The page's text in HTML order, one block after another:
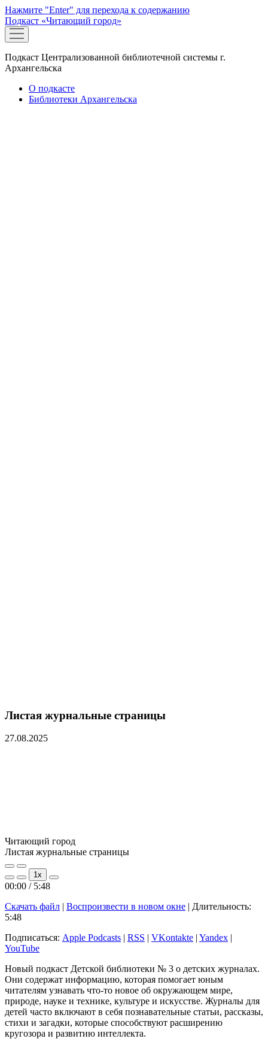
Нажмите "Enter" для перехода к содержанию
Подкаст «Читающий город»
открыть
меню
Подкаст Централизованной библиотечной системы г.
Архангельска
О подкасте
Библиотеки Архангельска
Листая журнальные страницы
27.08.2025
Читающий город
Листая журнальные страницы
Play
Episode
Pause
Episode
1x
00:00 / 5:48
Скачать файл | Воспроизвести в новом окне | Длительность:
5:48
Подписаться: Apple Podcasts | RSS | VKontakte | Yandex |
YouTube
Новый подкаст Детской библиотеки № 3 о детских журналах.
Они содержат информацию, которая помогает юным
читателям узнавать что-то новое об окружающем мире,
природе, науке и технике, культуре и искусстве. Журналы для
детей часто включают в себя познавательные статьи, рассказы,
стихи и загадки, которые способствуют расширению
кругозора и развитию интеллекта.